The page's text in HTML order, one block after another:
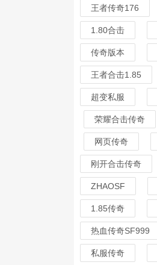
王者传奇176
1.80合击
传奇版本
王者合击1.85
超变私服
荣耀合击传奇
网页传奇
刚开合击传奇
ZHAOSF
1.85传奇
热血传奇SF999
私服传奇